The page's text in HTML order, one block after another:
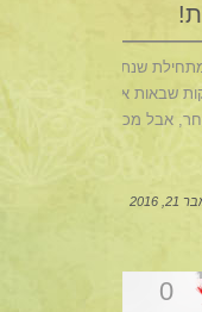
שנת
שבאות אלי
אבל מכנה
2016
0